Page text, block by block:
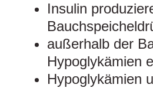
Insulin
außerhalb der
Hypoglykämien
Hypoglykämien